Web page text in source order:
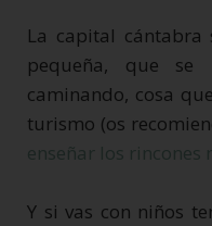
La capital
pequeña, que se
caminando, cosa
turismo (os
enseñar los
Y si vas con niños